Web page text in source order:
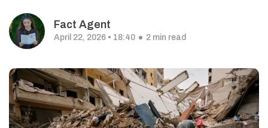
Fact Agent
April 22, 2026 • 18:40 2 min read